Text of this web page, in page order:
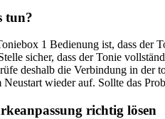
tun?
1 Bedienung ist, dass
sicher, dass der Tonie
deshalb die Verbindung in
Neustart wieder auf. Sollte das
richtig lösen